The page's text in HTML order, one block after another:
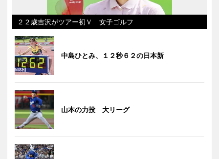
２２歳吉沢がツアー初Ｖ 女子ゴルフ
中島ひとみ、１２秒６２の日本新
山本の力投 大リーグ